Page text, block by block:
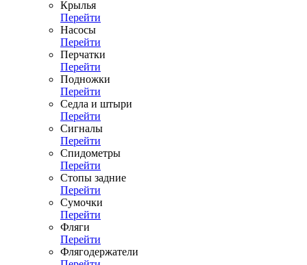
Крылья
Перейти
Насосы
Перейти
Перчатки
Перейти
Подножки
Перейти
Седла и штыри
Перейти
Сигналы
Перейти
Спидометры
Перейти
Стопы задние
Перейти
Сумочки
Перейти
Фляги
Перейти
Флягодержатели